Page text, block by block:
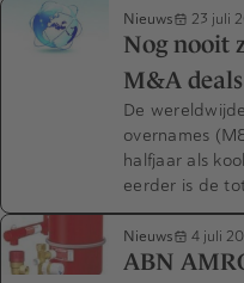
Nieuws 23 juli
Nog nooit
M&A deals
De
overnames
halfjaar als
eerder is de
Nieuws 4 juli
ABN